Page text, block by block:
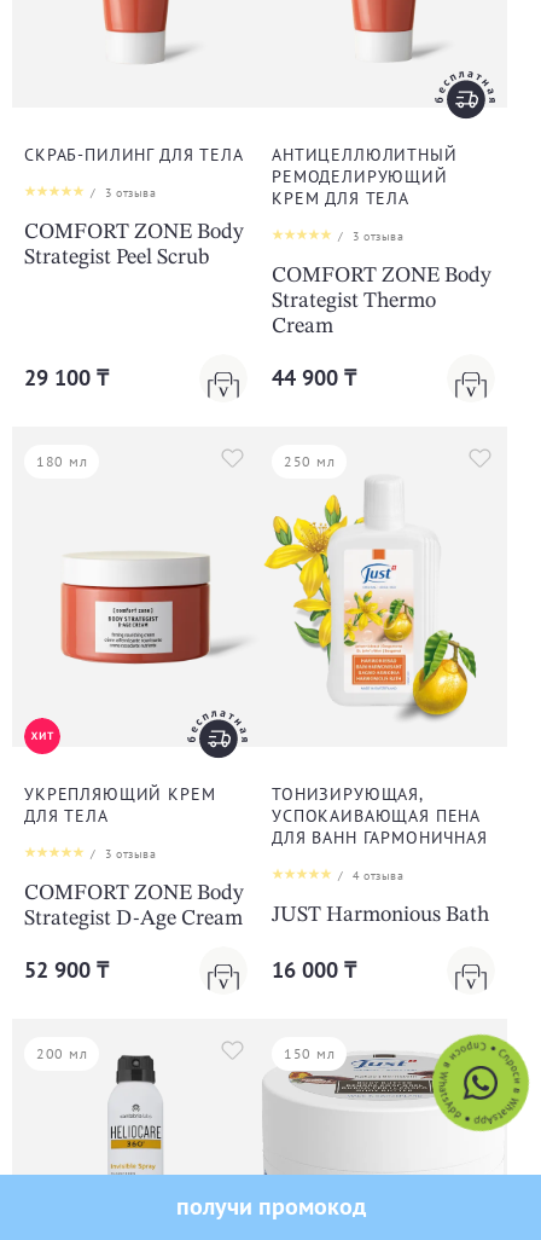
СКРАБ-ПИЛИНГ ДЛЯ ТЕЛА
/ 3 отзыва
COMFORT ZONE Body
Strategist Peel Scrub
29 100 ₸
АНТИЦЕЛЛЮЛИТНЫЙ
РЕМОДЕЛИРУЮЩИЙ
КРЕМ ДЛЯ ТЕЛА
/ 3 отзыва
COMFORT ZONE Body
Strategist Thermo
Cream
44 900 ₸
180 мл
УКРЕПЛЯЮЩИЙ КРЕМ
ДЛЯ ТЕЛА
/ 3 отзыва
COMFORT ZONE Body
Strategist D-Age Cream
52 900 ₸
250 мл
ТОНИЗИРУЮЩАЯ,
УСПОКАИВАЮЩАЯ ПЕНА
ДЛЯ ВАНН ГАРМОНИЧНАЯ
/ 4отзыва
JUST Harmonious Bath
16 000 ₸
200 мл 150 мл
получи промокод